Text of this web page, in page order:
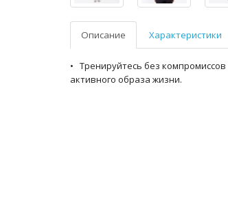
Описание Характеристики
• Тренируйтесь без
активного образа жизни.